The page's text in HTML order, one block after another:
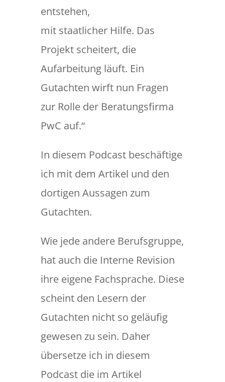
entstehen,
mit staatlicher Hilfe. Das
Projekt scheitert, die
Aufarbeitung läuft. Ein
Gutachten wirft nun Fragen
zur Rolle der Beratungsfirma
PwC auf.“
In diesem Podcast beschäftige
ich mit dem Artikel und den
dortigen Aussagen zum
Gutachten.
Wie jede andere Berufsgruppe,
hat auch die Interne Revision
ihre eigene Fachsprache. Diese
scheint den Lesern der
Gutachten nicht so geläufig
gewesen zu sein. Daher
übersetze ich in diesem
Podcast die im Artikel